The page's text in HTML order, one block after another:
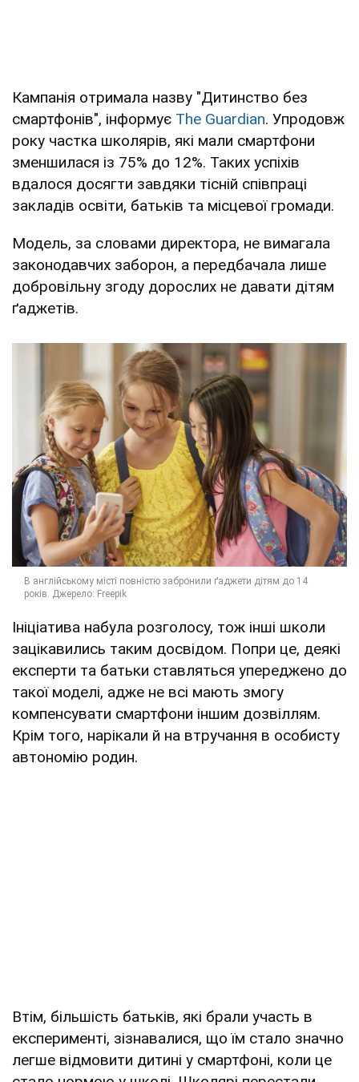
Кампанія отримала назву "Дитинство без
смартфонів", інформує The Guardian. Упродовж
року частка школярів, які мали смартфони
зменшилася із 75% до 12%. Таких успіхів
вдалося досягти завдяки тісній співпраці
закладів освіти, батьків та місцевої громади.
Модель, за словами директора, не вимагала
законодавчих заборон, а передбачала лише
добровільну згоду дорослих не давати дітям
ґаджетів.
Ініціатива набула розголосу, тож інші школи
зацікавились таким досвідом. Попри це, деякі
експерти та батьки ставляться упереджено до
такої моделі, адже не всі мають змогу
компенсувати смартфони іншим дозвіллям.
Крім того, нарікали й на втручання в особисту
автономію родин.
Втім, більшість батьків, які брали участь в
експерименті, зізнавалися, що їм стало значно
легше відмовити дитині у смартфоні, коли це